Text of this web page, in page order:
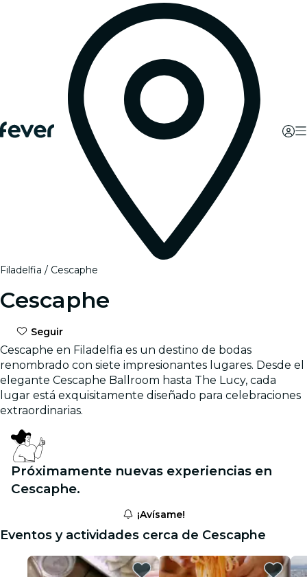
Filadelfia Cescaphe
Cescaphe
Seguir
Cescaphe en Filadelfia es un destino de bodas
renombrado con siete impresionantes lugares. Desde el
elegante Cescaphe Ballroom hasta The Lucy, cada
lugar está exquisitamente diseñado para celebraciones
extraordinarias.
Próximamente nuevas experiencias en
Cescaphe.
¡Avísame!
Eventos y actividades cerca de Cescaphe